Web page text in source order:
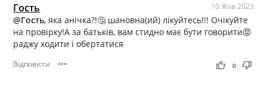
Гость 10 Жов 2023
@Гость, яка анічка?!🤔 шановна(ий) лікуйтесь!!! Очікуйте
на провірку!А за батьків, вам стидно має бути говорити😡
раджу ходити і обертатися
Відповісти ••• thumb_up thumb_down
0